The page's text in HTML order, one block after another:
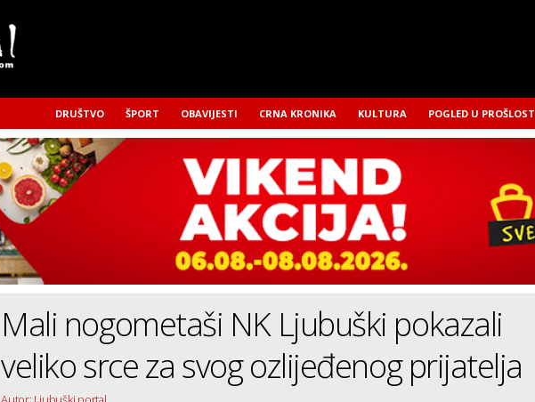
DRUŠTVO ŠPORT OBAVIJESTI CRNA KRONIKA KULTURA POGLED U PROŠLOST
Mali nogometaši NK Ljubuški pokazali
veliko srce za svog ozlijeđenog prijatelja